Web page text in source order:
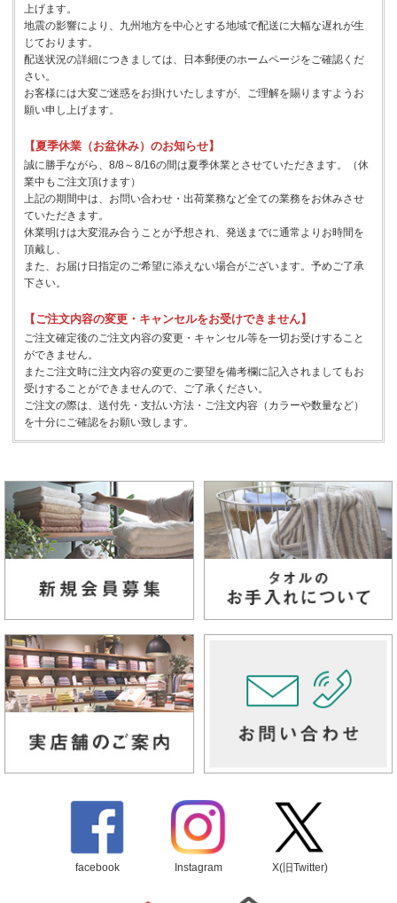
上げます。
地震の影響により、九州地方を中心とする地域で配送に大幅な遅れが生
じております。
配送状況の詳細につきましては、日本郵便のホームページをご確認くだ
さい。
お客様には大変ご迷惑をお掛けいたしますが、ご理解を賜りますようお
願い申し上げます。
【夏季休業（お盆休み）のお知らせ】
誠に勝手ながら、8/8～8/16の間は夏季休業とさせていただきます。（休
業中もご注文頂けます）
上記の期間中は、お問い合わせ・出荷業務など全ての業務をお休みさせ
ていただきます。
休業明けは大変混み合うことが予想され、発送までに通常よりお時間を
頂戴し、
また、お届け日指定のご希望に添えない場合がございます。予めご了承
下さい。
【ご注文内容の変更・キャンセルをお受けできません】
ご注文確定後のご注文内容の変更・キャンセル等を一切お受けすること
ができません。
またご注文時に注文内容の変更のご要望を備考欄に記入されましてもお
受けすることができませんので、ご了承ください。
ご注文の際は、送付先・支払い方法・ご注文内容（カラーや数量など）
を十分にご確認をお願い致します。
facebook Instagram X(旧Twitter)